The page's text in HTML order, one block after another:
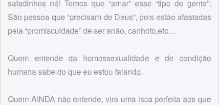
safadinhos né! Temos que “amar” esse “tipo de gente”.
São pessoa que “precisam de Deus”, pois estão afastadas
pela “promiscuidade” de ser anão, canhoto,etc…
Quem entende da homossexualidade e de condição
humana sabe do que eu estou falando.
Quem AINDA não entende, vira uma isca perfeita aos que